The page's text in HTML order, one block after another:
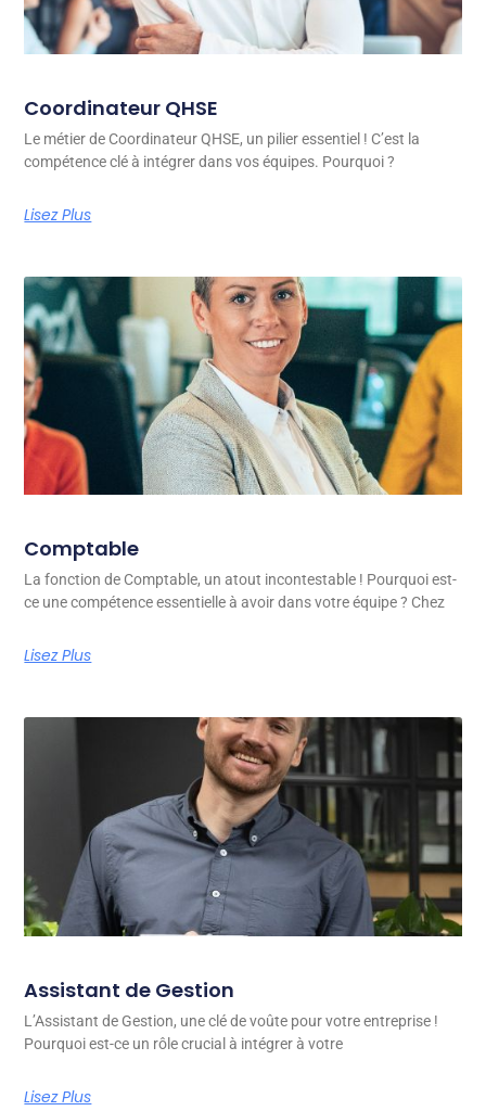
Coordinateur QHSE
Le métier de Coordinateur QHSE, un pilier essentiel ! C’est la
compétence clé à intégrer dans vos équipes. Pourquoi ?
Lisez Plus
Comptable
La fonction de Comptable, un atout incontestable ! Pourquoi est-
ce une compétence essentielle à avoir dans votre équipe ? Chez
Lisez Plus
Assistant de Gestion
L’Assistant de Gestion, une clé de voûte pour votre entreprise !
Pourquoi est-ce un rôle crucial à intégrer à votre
Lisez Plus